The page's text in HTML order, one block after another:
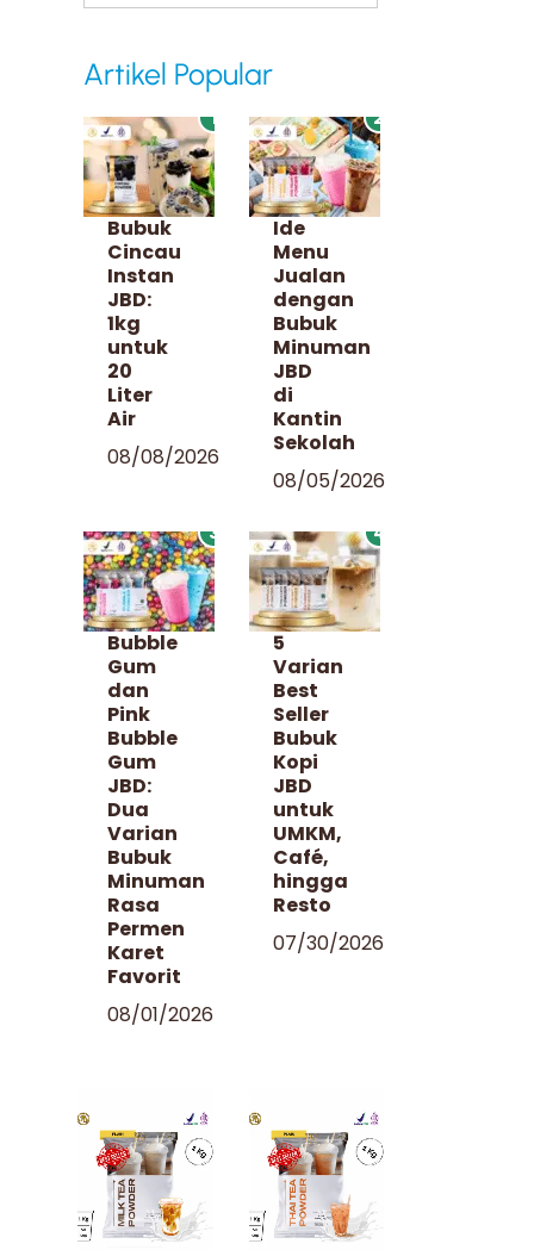
Artikel Popular
1
Bubuk
Cincau
Instan
JBD:
1kg
untuk
20
Liter
Air
08/08/2026
2
Ide
Menu
Jualan
dengan
Bubuk
Minuman
JBD
di
Kantin
Sekolah
08/05/2026
3
Bubble
Gum
dan
Pink
Bubble
Gum
JBD:
Dua
Varian
Bubuk
Minuman
Rasa
Permen
Karet
Favorit
08/01/2026
4
5
Varian
Best
Seller
Bubuk
Kopi
JBD
untuk
UMKM,
Café,
hingga
Resto
07/30/2026
Tampilkan Tampilkan